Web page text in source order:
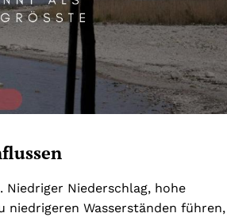
Niedriger Niederschlag, hohe
niedrigeren Wasserständen führen,